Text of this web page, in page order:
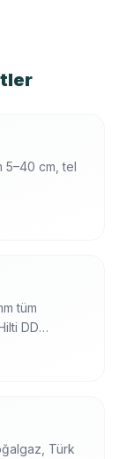
5–40 cm, tel
tüm
DD
Türk